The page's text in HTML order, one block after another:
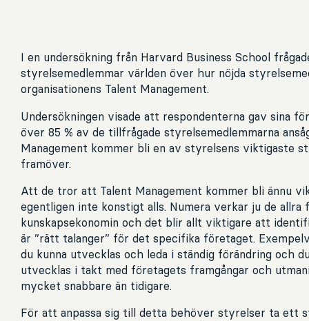
I en undersökning från Harvard Business School
styrelsemedlemmar världen över hur nöjda
organisationens Talent Management.
Undersökningen visade att respondenterna gav sina
över 85 % av de tillfrågade styrelsemedlemmarna
Management kommer bli en av styrelsens viktigaste
framöver.
Att de tror att Talent Management kommer bli ännu
egentligen inte konstigt alls. Numera verkar ju de allra
kunskapsekonomin och det blir allt viktigare att
är ”rätt talanger” för det specifika företaget.
du kunna utvecklas och leda i ständig förändring och
utvecklas i takt med företagets framgångar och
mycket snabbare än tidigare.
För att anpassa sig till detta behöver styrelser ta ett